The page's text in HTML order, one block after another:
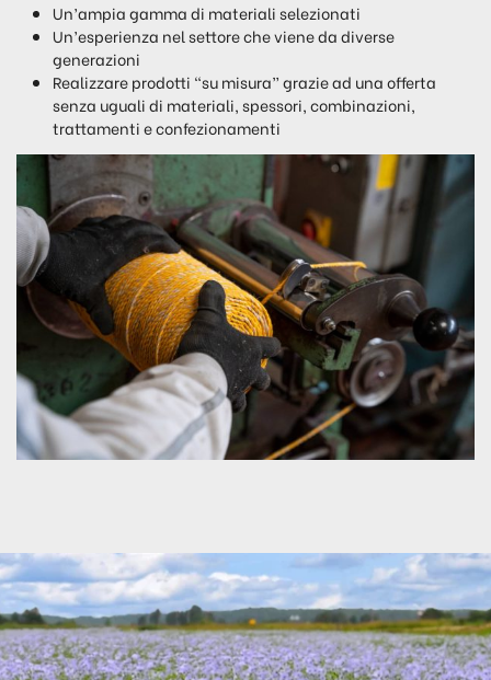
Un’ampia gamma di materiali selezionati
Un’esperienza nel settore che viene da diverse
generazioni
Realizzare prodotti “su misura” grazie ad una offerta
senza uguali di materiali, spessori, combinazioni,
trattamenti e confezionamenti